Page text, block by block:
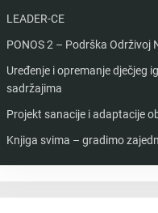
LEADER-CE
PONOS 2 – Podrška Održivoj
Uređenje i opremanje dječjeg
sadržajima
Projekt sanacije i adaptacije
Knjiga svima – gradimo